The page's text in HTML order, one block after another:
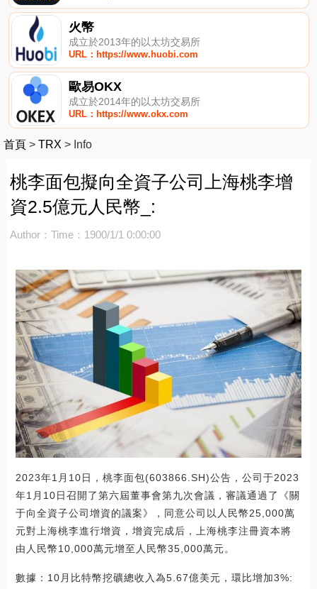
火幣
成立於2013年的以太坊交易所
URL：https://www.huobi.com
歐易OKX
成立於2014年的以太坊交易所
URL：https://www.okx.com
首頁 > TRX > Info
桃李面包擬向全資子公司上海桃李增
資2.5億元人民幣_:
Author： Time：1900/1/1 0:00:00
2023年1月10日，桃李面包(603866.SH)公告，公司于2023
年1月10日召開了第六屆董事會第九次會議，審議通過了《關
于向全資子公司增資的議案》，同意公司以人民幣25,000萬
元對上海桃李進行增資，增資完成后，上海桃李注冊資本將
由人民幣10,000萬元增至人民幣35,000萬元。
數據：10月比特幣挖礦總收入為5.67億美元，環比增加3%: